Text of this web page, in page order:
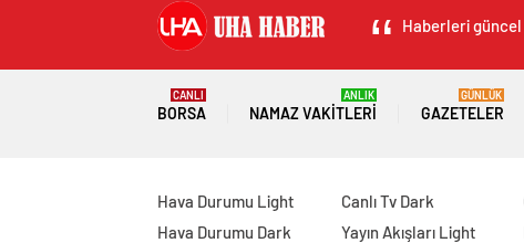
Haberleri
BORSA
CANLI
NAMAZ VAKITLERI
ANLIK
GAZETELER
GÜNLÜK
Hava Durumu Light
Hava Durumu Dark
Canlı Tv Dark
Yayın Akışları Light